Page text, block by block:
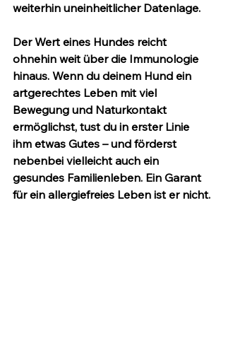
weiterhin uneinheitlicher Datenlage.
Der Wert eines Hundes reicht
ohnehin weit über die Immunologie
hinaus. Wenn du deinem Hund ein
artgerechtes Leben mit viel
Bewegung und Naturkontakt
ermöglichst, tust du in erster Linie
ihm etwas Gutes – und förderst
nebenbei vielleicht auch ein
gesundes Familienleben. Ein Garant
für ein allergiefreies Leben ist er nicht.